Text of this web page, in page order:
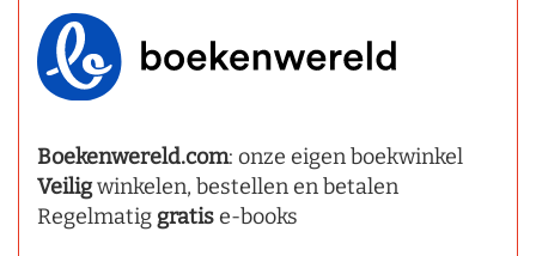
Boekenwereld.com: onze eigen boekwinkel
Veiligwinkelen, bestellen en betalen
Regelmatig gratise-books